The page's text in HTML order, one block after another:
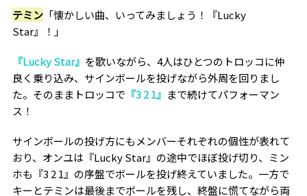
テミン「懐かしい曲、いってみましょう！『Lucky
Star』！」
『Lucky Star』 を歌いながら、4人はひとつのトロッコに仲
良く乗り込み、サインボールを投げながら外周を回りまし
た。そのままトロッコで 『3 2 1』 まで続けてパフォーマン
ス！
サインボールの投げ方にもメンバーそれぞれの個性が表れて
おり、オンユは『Lucky Star』の途中でほぼ投げ切り、ミン
ホも『3 2 1』の序盤でボールを投げ終えていました。一方で
キーとテミンは最後までボールを残し、終盤に慌てながら両